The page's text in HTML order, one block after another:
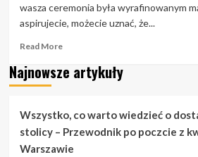
wasza ceremonia była wyrafinowanym
aspirujecie, możecie uznać, że...
Read MoreRead
about
Wymiana
sztuczki
dotyczące
Najnowsze artykuły
Wszystko, co warto wiedzieć o
stolicy – Przewodnik po poczcie z
Warszawie